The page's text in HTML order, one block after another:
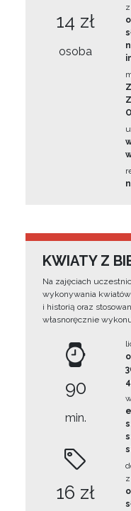
14 zł
osoba
KWIATY Z
Na zajęciach
wykonywania
i historią oraz
własnoręcznie
90
min.
16 zł